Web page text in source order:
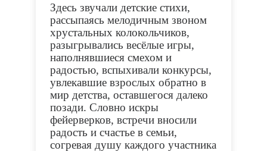
Здесь звучали детские стихи,
рассыпаясь мелодичным звоном
хрустальных колокольчиков,
разыгрывались весёлые игры,
наполнявшиеся смехом и
радостью, вспыхивали конкурсы,
увлекавшие взрослых обратно в
мир детства, оставшегося далеко
позади. Словно искры
фейерверков, встречи вносили
радость и счастье в семьи,
согревая душу каждого участника